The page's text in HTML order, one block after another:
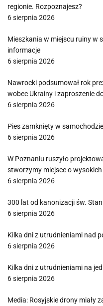
regionie. Rozpoznajesz?
6 sierpnia 2026
Mieszkania w miejscu ruiny w
informacje
6 sierpnia 2026
Nawrocki podsumował rok
wobec Ukrainy i zaproszenie
6 sierpnia 2026
Pies zamknięty w
6 sierpnia 2026
W Poznaniu ruszyło
stworzymy miejsce o
6 sierpnia 2026
300 lat od kanonizacji św.
6 sierpnia 2026
Kilka dni z utrudnieniami nad
6 sierpnia 2026
Kilka dni z utrudnieniami na
6 sierpnia 2026
Media: Rosyjskie drony miały